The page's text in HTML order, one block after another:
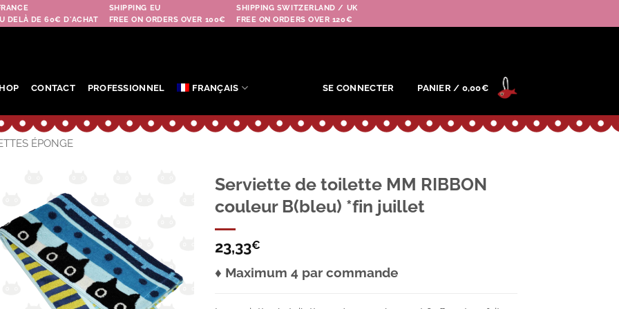
DELÀ DE 60€ D'ACHAT
SHIPPING EU
FREE ON ORDERS OVER 100€
SHIPPING SWITZERLAND / UK
FREE ON ORDERS OVER 120€
CONTACT PROFESSIONNEL FRANÇAIS SE CONNECTER PANIER / 0,00€
ÉPONGE
Serviette de toilette MM RIBBON
couleur B(bleu) *fin juillet
23,33€
♦ Maximum 4 par commande